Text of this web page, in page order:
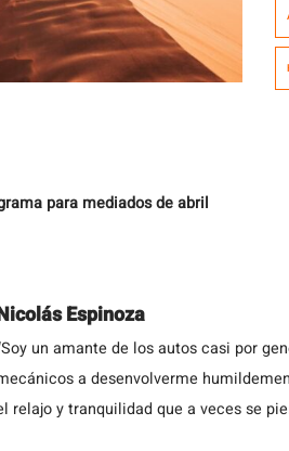
para mediados de abril
Espinoza
un amante de los autos casi por
a desenvolverme
relajo y tranquilidad que a veces se